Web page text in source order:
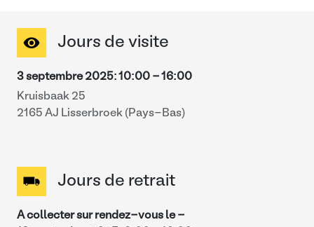
Jours de visite
3 septembre 2025: 10:00 - 16:00
Kruisbaak 25
2165 AJ Lisserbroek (Pays-Bas)
Jours de retrait
A collecter sur rendez-vous le -